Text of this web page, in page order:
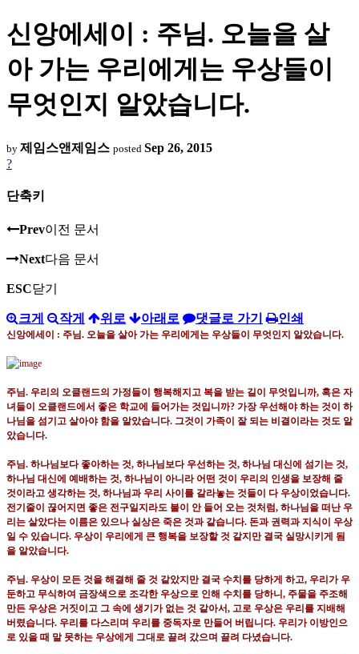
신앙에세이 : 주님. 오늘을 살
아 가는 우리에게는 우상들이
무엇인지 알았습니다.
by 제임스앤제임스 posted Sep 26, 2015
?
단축키
Prev이전 문서
Next다음 문서
ESC닫기
크게 작게 위로 아래로 댓글로 가기 인쇄
신앙에세이 : 주님. 오늘을 살아 가는 우리에게는 우상들이 무엇인지 알았습니다.
주님. 우리의 오클랜드의 가정들이 행복해지고 복을 받는 길이 무엇입니까, 혹은 자
녀들이 오클랜드에서 좋은 학교에 들어가는 것입니까? 가장 우선해야 하는 것이 하
나님을 섬기고 살아야 함을 알았습니다. 그것이 가족이 잘 되는 비결이라는 것도 알
았습니다.
주님. 하나님보다 좋아하는 것, 하나님보다 우선하는 것, 하나님 대신에 섬기는 것,
하나님 대신에 예배하는 것, 하나님이 아니라 어떤 것이 우리의 인생을 보장해 줄
것이라고 생각하는 것, 하나님과 우리 사이를 갈라놓는 것들이 다 우상이었습니다.
전기줄이 끊어지면 좋은 전구일지라도 불이 안 들어 오는 것처럼, 하나님을 떠난 우
리는 살았다는 이름은 있으나 실상은 죽은 것과 같습니다. 돈과 권력과 지식이 우상
일 수 있습니다. 우상이 우리에게 큰 행복을 보장할 것 같지만 결국 실망시키게 됨
을 알았습니다.
주님. 우상이 모든 것을 해결해 줄 것 같았지만 결국 수치를 당하게 하고, 우리가 우
둔하고 무식하여 금장색으로 조각한 우상으로 인해 수치를 당하니 , 주물을 주조해
만든 우상은 거짓이고 그 속에 생기가 없는 것 같아서, 고로 우상은 우리를 지배해
버렸습니다. 우리를 다스리며 우리를 중독자로 만들어 버립니다. 우리가 이방인으
로 있을 때 말 못하는 우상에게 그대로 끌려 갔으며 끌려 다녔습니다.